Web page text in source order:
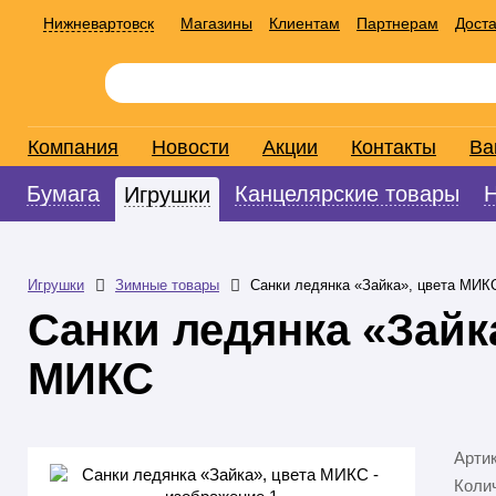
Нижневартовск Магазины Клиентам Партнерам
Компания Новости Акции Контакты
Бумага Игрушки Канцелярские товары
Игрушки Зимные товары Санки ледянка «Зайка», цвета
Санки ледянка
МИКС